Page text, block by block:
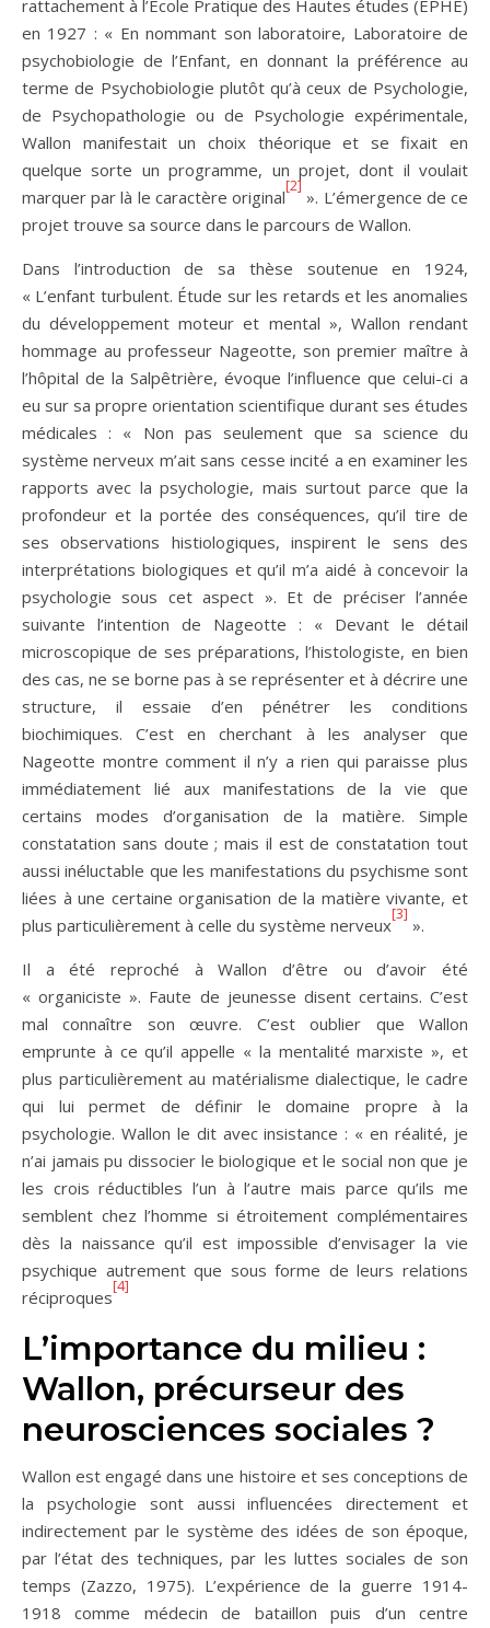
rattachement à l’École Pratique des Hautes études (EPHE)
en 1927 : « En nommant son laboratoire, Laboratoire de
psychobiologie de l’Enfant, en donnant la préférence au
terme de Psychobiologie plutôt qu’à ceux de Psychologie,
de Psychopathologie ou de Psychologie expérimentale,
Wallon manifestait un choix théorique et se fixait en
quelque sorte un programme, un projet, dont il voulait
marquer par là le caractère original
[2]
». L’émergence de ce
projet trouve sa source dans le parcours de Wallon.
Dans l’introduction de sa thèse soutenue en 1924,
« L’enfant turbulent. Étude sur les retards et les anomalies
du développement moteur et mental », Wallon rendant
hommage au professeur Nageotte, son premier maître à
l’hôpital de la Salpêtrière, évoque l’influence que celui-ci a
eu sur sa propre orientation scientifique durant ses études
médicales : « Non pas seulement que sa science du
système nerveux m’ait sans cesse incité a en examiner les
rapports avec la psychologie, mais surtout parce que la
profondeur et la portée des conséquences, qu’il tire de
ses observations histiologiques, inspirent le sens des
interprétations biologiques et qu’il m’a aidé à concevoir la
psychologie sous cet aspect ». Et de préciser l’année
suivante l’intention de Nageotte : « Devant le détail
microscopique de ses préparations, l’histologiste, en bien
des cas, ne se borne pas à se représenter et à décrire une
structure, il essaie d’en pénétrer les conditions
biochimiques. C’est en cherchant à les analyser que
Nageotte montre comment il n’y a rien qui paraisse plus
immédiatement lié aux manifestations de la vie que
certains modes d’organisation de la matière. Simple
constatation sans doute ; mais il est de constatation tout
aussi inéluctable que les manifestations du psychisme sont
liées à une certaine organisation de la matière vivante, et
plus particulièrement à celle du système nerveux
[3]
».
Il a été reproché à Wallon d’être ou d’avoir été
« organiciste ». Faute de jeunesse disent certains. C’est
mal connaître son œuvre. C’est oublier que Wallon
emprunte à ce qu’il appelle « la mentalité marxiste », et
plus particulièrement au matérialisme dialectique, le cadre
qui lui permet de définir le domaine propre à la
psychologie. Wallon le dit avec insistance : « en réalité, je
n’ai jamais pu dissocier le biologique et le social non que je
les crois réductibles l’un à l’autre mais parce qu’ils me
semblent chez l’homme si étroitement complémentaires
dès la naissance qu’il est impossible d’envisager la vie
psychique autrement que sous forme de leurs relations
réciproques
[4]
L’importance du milieu :
Wallon, précurseur des
neurosciences sociales ?
Wallon est engagé dans une histoire et ses conceptions de
la psychologie sont aussi influencées directement et
indirectement par le système des idées de son époque,
par l’état des techniques, par les luttes sociales de son
temps (Zazzo, 1975). L’expérience de la guerre 1914-
1918 comme médecin de bataillon puis d’un centre